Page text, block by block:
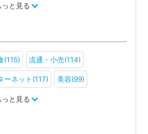
っと見る
(115) 流通・小売(114)
ーネット(117) 美容(99)
教育(88)
メント・レジャー(75)
っと見る